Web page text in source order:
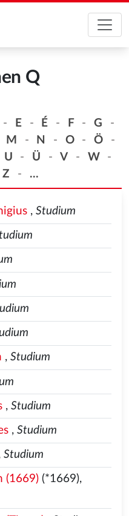
Q
- E - É - F - G
-
M - N - O - Ö
-
U - Ü - V - W
-
Z - ...
, Studium
, Studium
, Studium
, Studium
Studium
(1669)(*1669),